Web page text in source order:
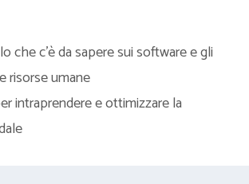
che c’è da sapere sui software e gli
risorse umane
intraprendere e ottimizzare la